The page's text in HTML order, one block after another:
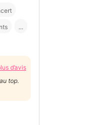
...
d’avis
top.